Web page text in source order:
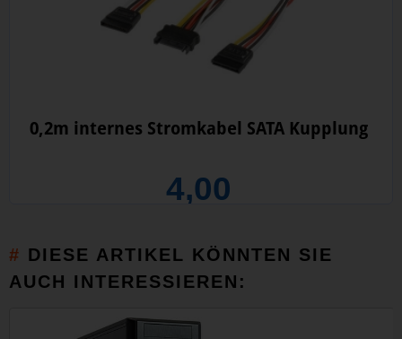
0,2m internes Stromkabel SATA Kupplung
4,00
DIESE ARTIKEL KÖNNTEN SIE
AUCH INTERESSIEREN: